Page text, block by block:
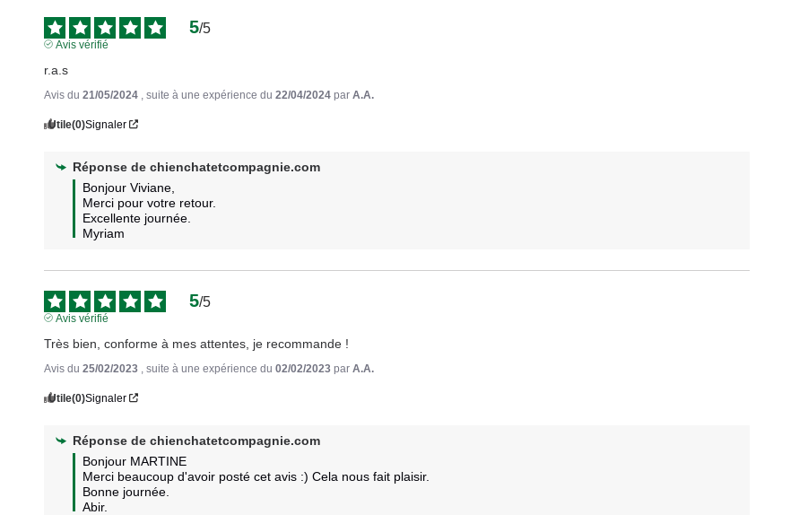
5/5
Avis vérifié
r.a.s
Avis du21/05/2024 , suite à une expérience du22/04/2024 parA.A.
Utile(0)Signaler
Réponse dechienchatetcompagnie.com
Bonjour Viviane,
Merci pour votre retour.
Excellente journée.
Myriam
5/5
Avis vérifié
Très bien, conforme à mes attentes, je recommande !
Avis du25/02/2023 , suite à une expérience du02/02/2023 parA.A.
Utile(0)Signaler
Réponse dechienchatetcompagnie.com
Bonjour MARTINE
Merci beaucoup d'avoir posté cet avis :) Cela nous fait plaisir.
Bonne journée.
Abir.